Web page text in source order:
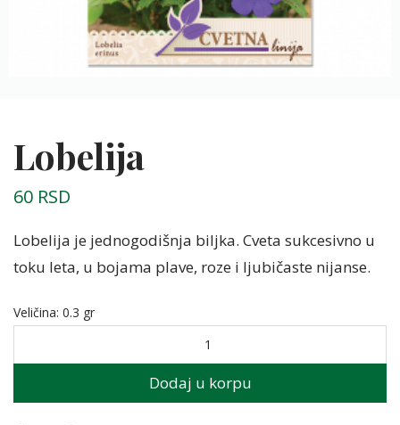
Lobelija
60 RSD
Lobelija je jednogodišnja biljka. Cveta sukcesivno u
toku leta, u bojama plave, roze i ljubičaste nijanse.
Veličina: 0.3 gr
Dodaj u korpu